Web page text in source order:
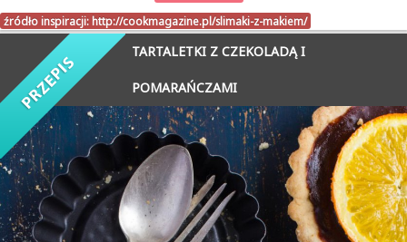
źródło inspiracji: http://cookmagazine.pl/slimaki-z-makiem/
TARTALETKI Z CZEKOLADĄ I
POMARAŃCZAMI